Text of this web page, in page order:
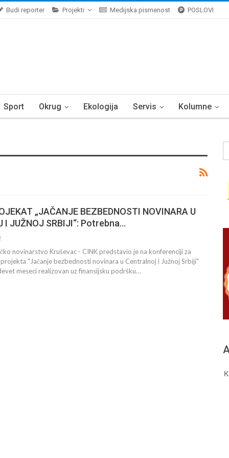
Budi reporter Projekti Medijska pismenost POSLOVI
Sport Okrug Ekologija Servis Kolumne
„JAČANJE BEZBEDNOSTI NOVINARA U
I JUŽNOJ SRBIJI“: Potrebna…
novinarstvo Kruševac - CINK predstavio je na konferenciji za
"Jačanje bezbednosti novinara u Centralnoj i Južnoj Srbiji"
meseci realizovan uz finansijsku podršku…